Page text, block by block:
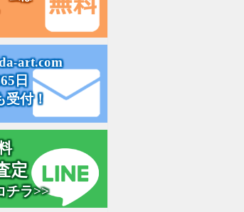
a-art.com
日
受付！
定
チラ>>